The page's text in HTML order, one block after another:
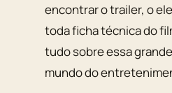
encontrar o trailer, o
toda ficha técnica do
tudo sobre essa
mundo do